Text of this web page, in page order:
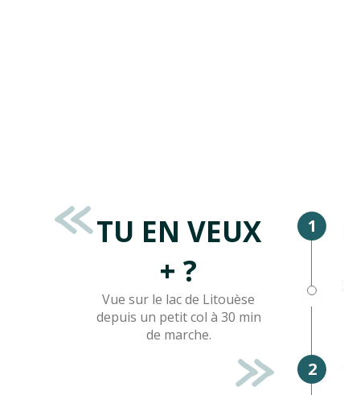
TU EN VEUX
+ ?
Vue sur le lac de Litouèse
depuis un petit col à 30 min
de marche.
1
2